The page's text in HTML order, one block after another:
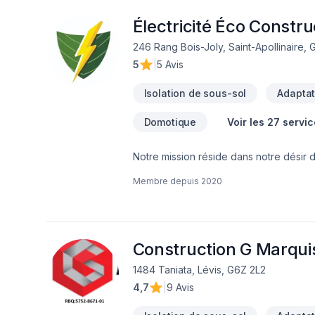
réels.Nous intervenons avec méthode
notre façon de travailler. Vous pouvez
qualité.Choisir Isolation et
moisissures- Décontamination de
évaluation de la qualité de l’air intérieur
Électricité Éco
246 Rang Bois-Joly, Saint-Apollinaire,
5
5 Avis
Isolation de sous-sol
Domotique Voir les 27
Notre mission réside dans notre désir
vous permettront de réduire votre
Membre depuis 2020
Construction G
1484 Taniata, Lévis, G6Z 2L2
4,7
9 Avis